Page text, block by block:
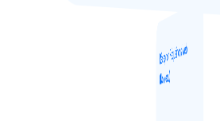
Réception Réquisitions